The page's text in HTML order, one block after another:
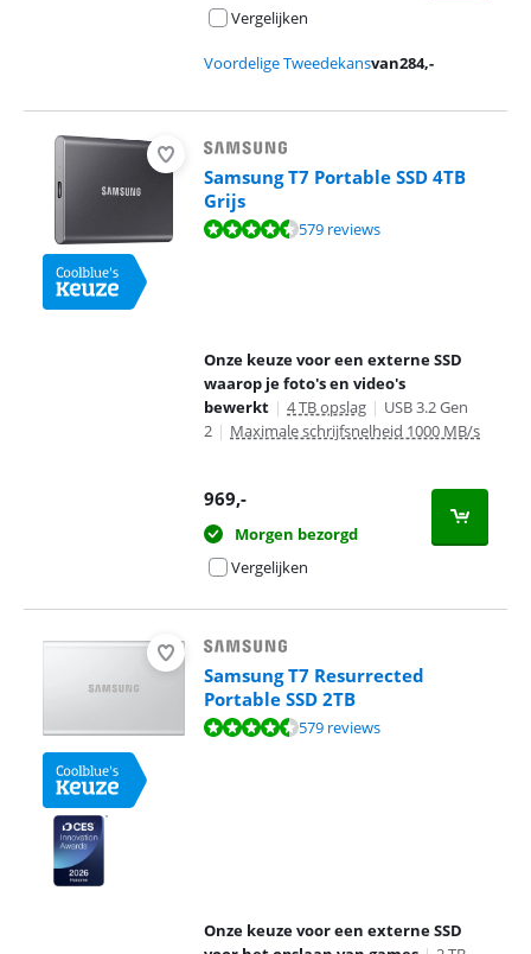
Vergelijken
Voordelige Tweedekansvan284,-
Samsung T7 Portable SSD 4TB
Grijs
Beoordeling is 9,3 van de 10, gebaseerd op 579 reviews.
579 reviews
Onze keuze voor een externe SSD
waarop je foto's en video's
bewerkt | 4 TB opslag | USB 3.2 Gen
2 | Maximale schrijfsnelheid 1000 MB/s
969,-
Morgen bezorgd
Vergelijken
Samsung T7 Resurrected
Portable SSD 2TB
Beoordeling is 9,3 van de 10, gebaseerd op 579 reviews.
579 reviews
Onze keuze voor een externe SSD